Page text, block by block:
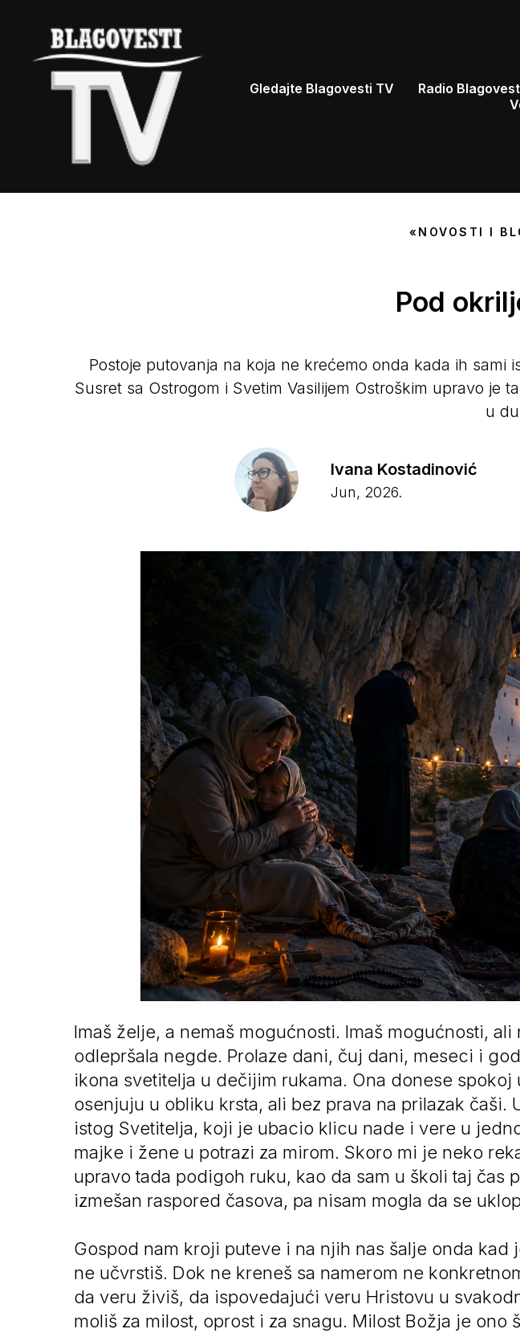
Gledajte Blagovesti TV Radio
«NOVOSTI I
Pod
Postoje putovanja na koja ne krećemo onda kada ih
Susret sa Ostrogom i Svetim Vasilijem Ostroškim upravo
u
Ivana Kostadinović
Jun, 2026.
Imaš želje, a nemaš mogućnosti. Imaš mogućnosti,
odlepršala negde. Prolaze dani, čuj dani, meseci i
ikona svetitelja u dečijim rukama. Ona donese
osenjuju u obliku krsta, ali bez prava na prilazak
istog Svetitelja, koji je ubacio klicu nade i vere u
majke i žene u potrazi za mirom. Skoro mi je neko
upravo tada podigoh ruku, kao da sam u školi taj čas
izmešan raspored časova, pa nisam mogla da se
Gospod nam kroji puteve i na njih nas šalje onda
ne učvrstiš. Dok ne kreneš sa namerom ne
da veru živiš, da ispovedajući veru Hristovu u
moliš za milost, oprost i za snagu. Milost Božja je